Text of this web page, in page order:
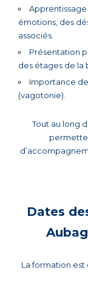
émotions, des
associés.
Présentation
des étages de la
Importance
(vagotonie).
Tout au long
Dates
La formation